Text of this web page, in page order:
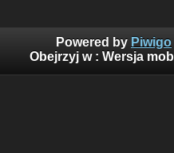
Powered by Piwigo
Obejrzyj w : Wersja